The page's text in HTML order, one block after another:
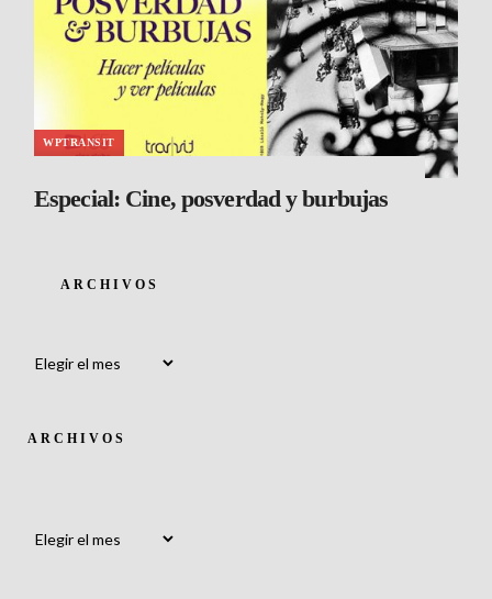
WPTRANSIT
Especial: Cine, posverdad y burbujas
ARCHIVOS
ARCHIVOS